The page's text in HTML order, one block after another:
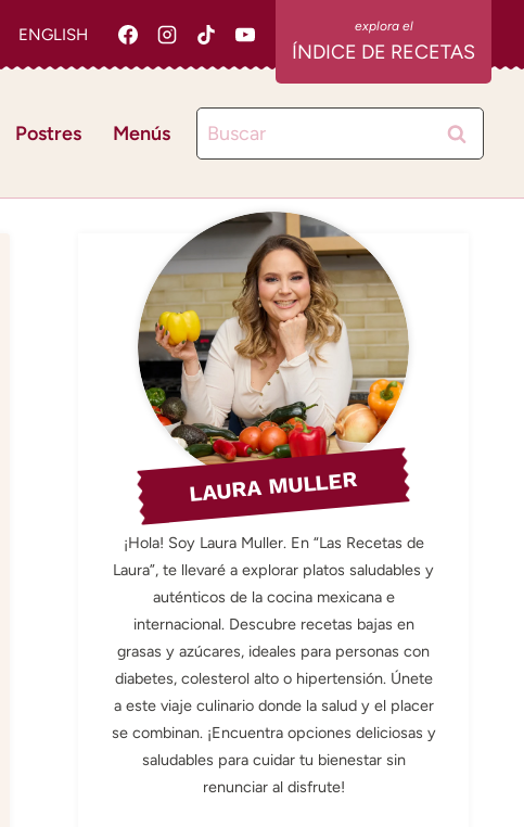
ENGLISH
ÍNDICE DE RECETAS
Postres Menús Buscar:
LAURA MULLER
¡Hola! Soy Laura Muller. En “Las Recetas de
Laura”, te llevaré a explorar platos saludables y
auténticos de la cocina mexicana e
internacional. Descubre recetas bajas en
grasas y azúcares, ideales para personas con
diabetes, colesterol alto o hipertensión. Únete
a este viaje culinario donde la salud y el placer
se combinan. ¡Encuentra opciones deliciosas y
saludables para cuidar tu bienestar sin
renunciar al disfrute!